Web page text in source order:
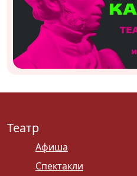
Театр
Афиша
Спектакли